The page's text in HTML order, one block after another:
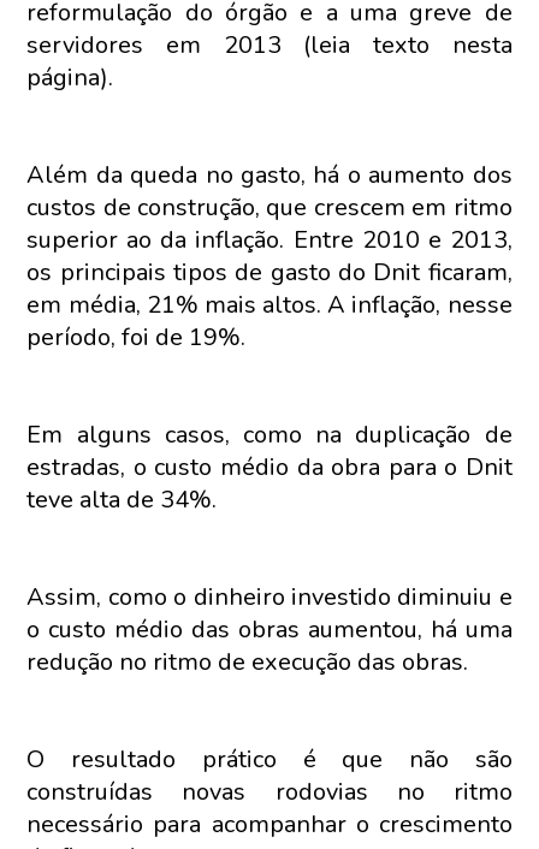
reformulação do órgão e a uma greve de
servidores em 2013 (leia texto nesta
página).
Além da queda no gasto, há o aumento dos
custos de construção, que crescem em ritmo
superior ao da inflação. Entre 2010 e 2013,
os principais tipos de gasto do Dnit ficaram,
em média, 21% mais altos. A inflação, nesse
período, foi de 19%.
Em alguns casos, como na duplicação de
estradas, o custo médio da obra para o Dnit
teve alta de 34%.
Assim, como o dinheiro investido diminuiu e
o custo médio das obras aumentou, há uma
redução no ritmo de execução das obras.
O resultado prático é que não são
construídas novas rodovias no ritmo
necessário para acompanhar o crescimento